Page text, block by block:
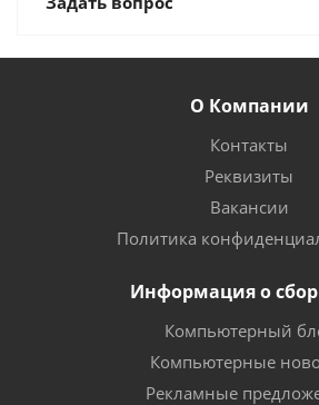
О Компании
Контакты
Реквизиты
Вакансии
Политика
Информация о
Компьютерный
Компьютерные
Рекламные